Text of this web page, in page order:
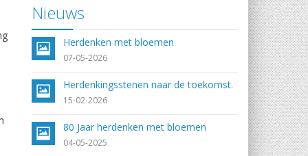
Nieuws
Herdenken met bloemen
07-05-2026
Herdenkingsstenen naar de toekomst.
15-02-2026
80 Jaar herdenken met bloemen
04-05-2025